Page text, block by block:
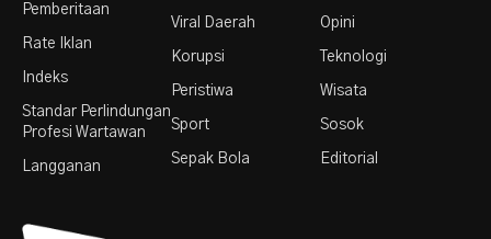
Pemberitaan
Rate Iklan
Indeks
Standar Perlindungan
Profesi Wartawan
Langganan
Viral Daerah
Korupsi
Peristiwa
Sport
Sepak Bola
Opini
Teknologi
Wisata
Sosok
Editorial